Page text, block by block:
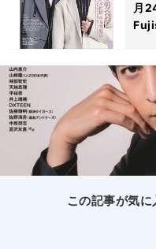
月
この記事が気